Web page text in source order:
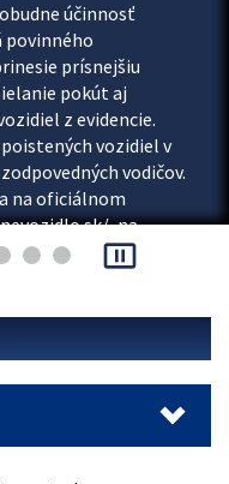
účinnosť
povinného
prísnejšiu
pokút aj
z evidencie.
vozidiel v
vodičov.
na oficiálnom
, na
overiť si...
pause_presentation